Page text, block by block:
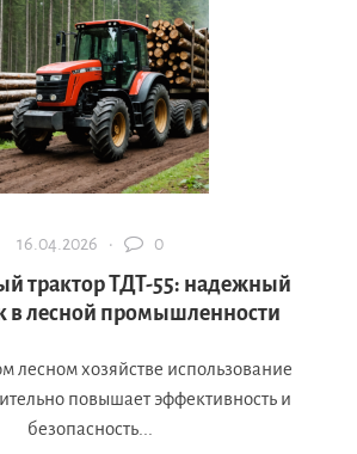
16.04.2026 · 0
трактор ТДТ-55: надежный
лесной промышленности
лесном хозяйстве использование
повышает эффективность и
безопасность...